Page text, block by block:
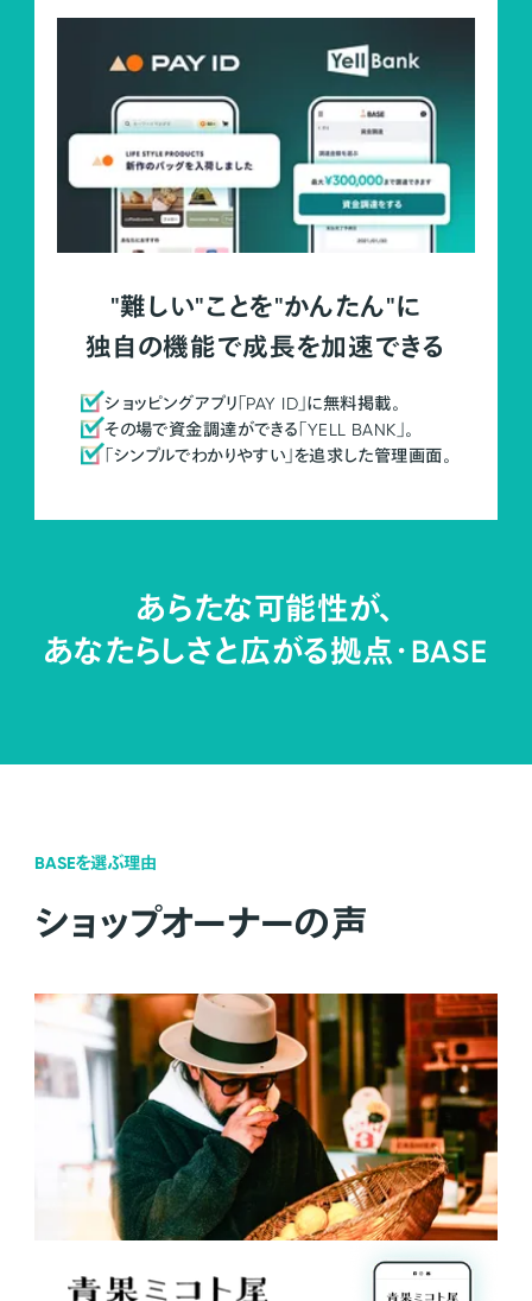
"難しい"ことを"かんたん"に
独自の機能で成長を加速できる
ショッピングアプリ「PAY ID」に無料掲載。
その場で資金調達ができる「YELL BANK」。
「シンプルでわかりやすい」を追求した管理画面。
あらたな可能性が、
あなたらしさと広がる拠点・BASE
BASEを選ぶ理由
ショップオーナーの声